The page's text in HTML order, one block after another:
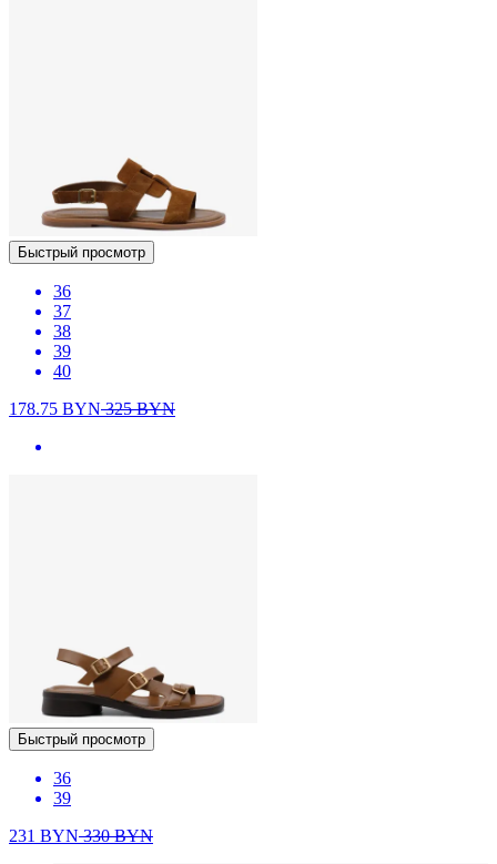
Быстрый просмотр
36
37
38
39
40
178.75 BYN325BYN
Быстрый просмотр
36
39
231 BYN330BYN